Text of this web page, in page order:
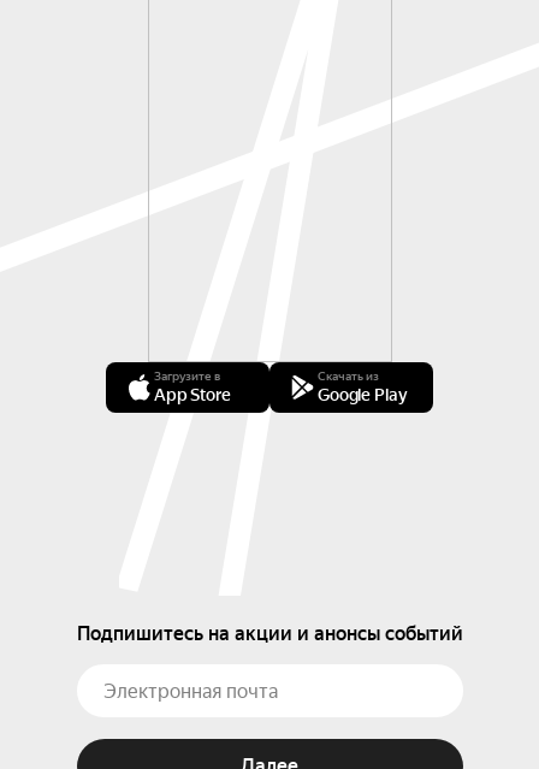
Загрузите в
App Store
Скачать из
Google Play
Подпишитесь на акции и анонсы событий